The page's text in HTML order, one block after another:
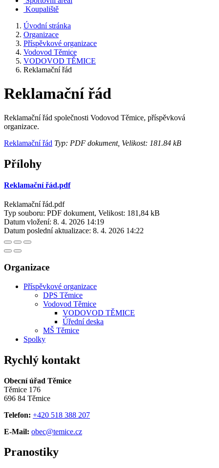
Koupaliště
Úvodní stránka
Organizace
Příspěvkové organizace
Vodovod Těmice
VODOVOD TĚMICE
Reklamační řád
Reklamační řád
Reklamační řád společnosti Vodovod Těmice, příspěvková
organizace.
Reklamační řád Typ: PDF dokument, Velikost: 181.84 kB
Přílohy
Reklamační řád.pdf
Reklamační řád.pdf
Typ souboru: PDF dokument, Velikost: 181,84 kB
Datum vložení: 8. 4. 2026 14:19
Datum poslední aktualizace: 8. 4. 2026 14:22
Organizace
Příspěvkové organizace
DPS Těmice
Vodovod Těmice
VODOVOD TĚMICE
Úřední deska
MŠ Těmice
Spolky
Rychlý kontakt
Obecní úřad Těmice
Těmice 176
696 84 Těmice
Telefon: +420 518 388 207
E-Mail: obec@temice.cz
Pranostiky